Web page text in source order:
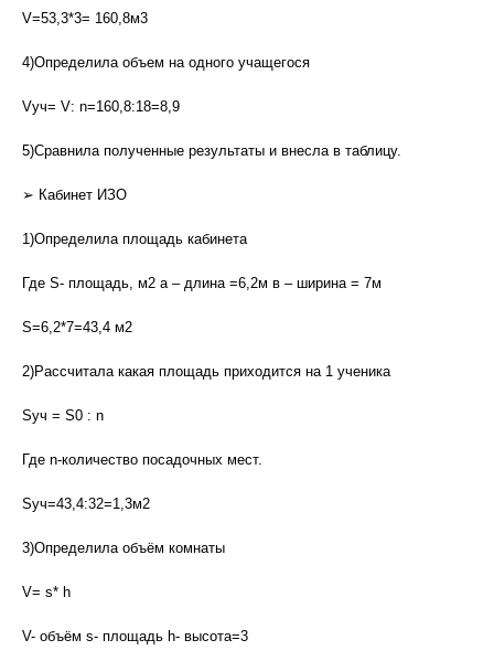
V=53,3*3= 160,8м3
4)Определила объем на одного учащегося
Vуч= V: n=160,8:18=8,9
5)Сравнила полученные результаты и внесла в таблицу.
➢ Кабинет ИЗО
1)Определила площадь кабинета
Где S- площадь, м2 а – длина =6,2м в – ширина = 7м
S=6,2*7=43,4 м2
2)Рассчитала какая площадь приходится на 1 ученика
Sуч = S0 : n
Где n-количество посадочных мест.
Sуч=43,4:32=1,3м2
3)Определила объём комнаты
V= s* h
V- объём s- площадь h- высота=3